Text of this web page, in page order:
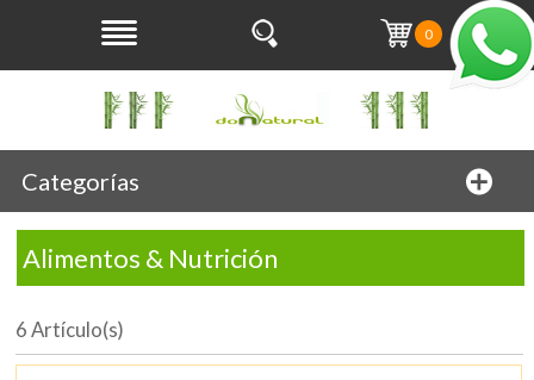
0
Categorías
Alimentos & Nutrición
6 Artículo(s)